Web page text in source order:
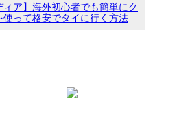
ィア】海外初心者でも簡単にク
使って格安でタイに行く方法